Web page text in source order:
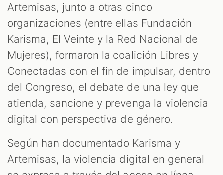
Artemisas, junto a otras cinco
organizaciones (entre ellas Fundación
Karisma, El Veinte y la Red Nacional de
Mujeres), formaron la coalición Libres y
Conectadas con el fin de impulsar, dentro
del Congreso, el debate de una ley que
atienda, sancione y prevenga la violencia
digital con perspectiva de género.
Según han documentado Karisma y
Artemisas, la violencia digital en general